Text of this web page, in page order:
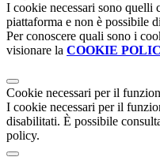
I cookie necessari sono quelli
piattaforma e non è possibile
Per conoscere quali sono i
visionare la COOKIE
Cookie necessari per il
I cookie necessari per il
disabilitati. È possibile
policy.